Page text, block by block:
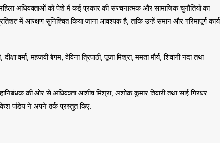
अधिवक्ताओं को पेशे में कई प्रकार की संरचनात्मक और सामाजिक चुनौतियों का
में आरक्षण सुनिश्चित किया जाना आवश्यक है, ताकि उन्हें समान और गरिमापूर्ण कार्य
वर्मा, महजवी बेगम, देविना त्रिपाठी, पूजा मिश्रा, ममता मौर्य, शिवांगी नंदा तथा
की ओर से अधिवक्ता आशीष मिश्रा, अशोक कुमार तिवारी तथा साई गिरधर
पांडेय ने अपने तर्क प्रस्तुत किए.